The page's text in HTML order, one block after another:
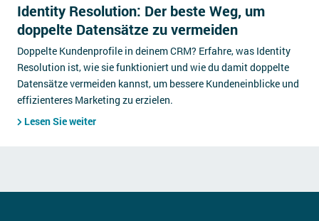
Identity Resolution: Der beste Weg, um
doppelte Datensätze zu vermeiden
Doppelte Kundenprofile in deinem CRM? Erfahre, was Identity
Resolution ist, wie sie funktioniert und wie du damit doppelte
Datensätze vermeiden kannst, um bessere Kundeneinblicke und
effizienteres Marketing zu erzielen.
Lesen Sie weiter